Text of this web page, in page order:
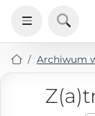
Archiwum